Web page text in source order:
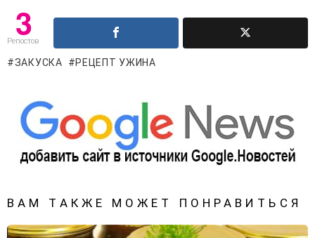
3
Репостов
ЗАКУСКА РЕЦЕПТ УЖИНА
ВАМ ТАКЖЕ МОЖЕТ ПОНРАВИТЬСЯ